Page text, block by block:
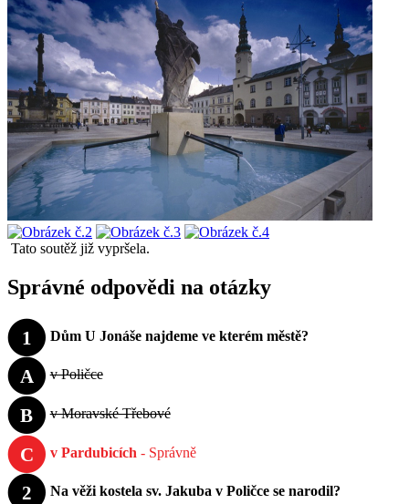
Tato soutěž již vypršela.
Správné odpovědi na otázky
1 Dům U Jonáše najdeme ve kterém městě?
A v Poličce
B v Moravské Třebové
C v Pardubicích - Správně
2 Na věži kostela sv. Jakuba v Poličce se narodil?